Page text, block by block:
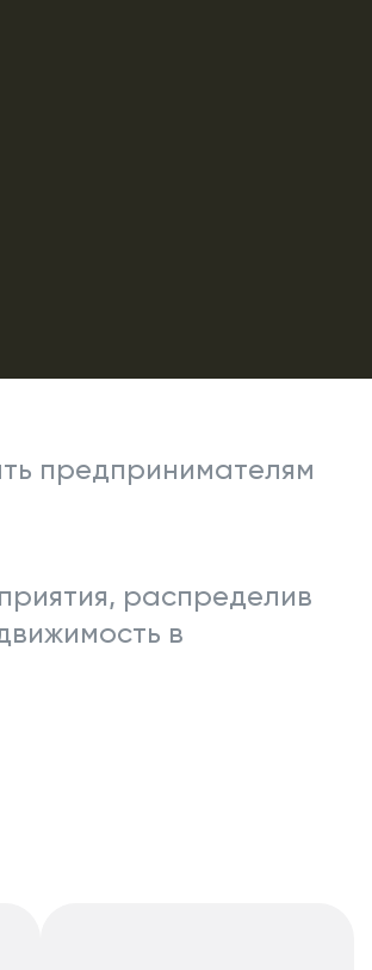
предпринимателям
распределив
в